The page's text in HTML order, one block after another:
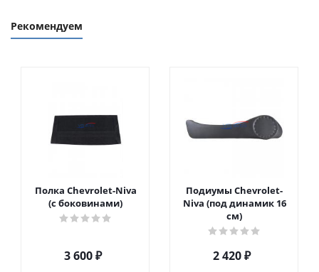
Рекомендуем
Полка Chevrolet-Niva
(с боковинами)
3 600₽
Подиумы Chevrolet-
Niva (под динамик 16
см)
2 420₽